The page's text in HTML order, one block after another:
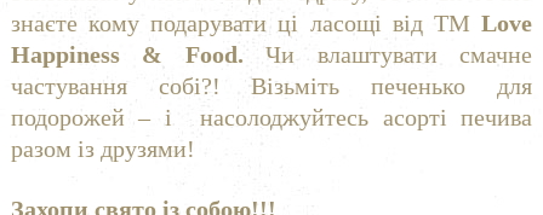
знаєте кому подарувати ці ласощі від ТМLove
Happiness & Food.Чи влаштувати смачне
частування собі?! Візьміть печенько для
подорожей – і насолоджуйтесь асорті печива
разом із друзями!
Захопи свято із собою!!!